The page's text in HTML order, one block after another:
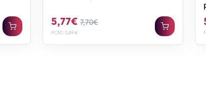
5,77€ 7,70€
PC30: 5,39 €